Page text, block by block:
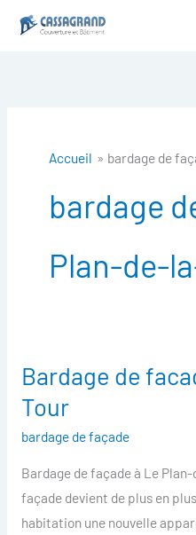
Accueil bardage de
bardage
Plan-de-
Bardage de
Tour
bardage de façade
Bardage de façade à Le
façade devient de plus en
habitation une nouvelle
Bardage
de
facade
Le
Plan-
de-
la-